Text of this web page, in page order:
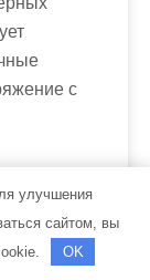
с
(U-
и
улучшения
сайтом, вы
OK